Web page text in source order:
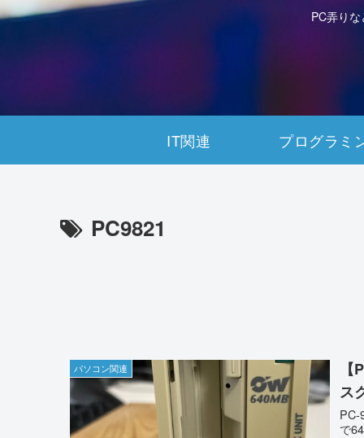
PC弄り
IT関連 プログラミ
PC9821
パソコン関連
ス
PC-
で